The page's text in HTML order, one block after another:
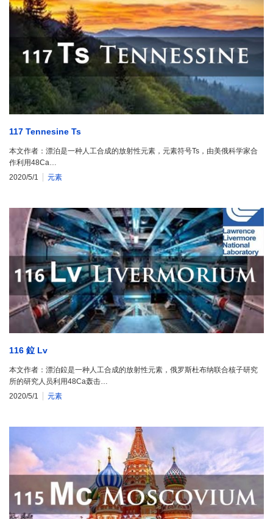
117 Tennesine Ts
本文作者：漂泊是一种人工合成的放射性元素，元素符号Ts，由美俄科学家合
作利用48Ca…
2020/5/1
元素
116 鉝 Lv
本文作者：漂泊鉝是一种人工合成的放射性元素，俄罗斯杜布纳联合核子研究
所的研究人员利用48Ca轰击…
2020/5/1
元素